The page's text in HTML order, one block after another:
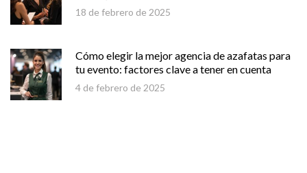
18 de febrero de 2025
Cómo elegir la mejor agencia de azafatas para
tu evento: factores clave a tener en cuenta
4 de febrero de 2025